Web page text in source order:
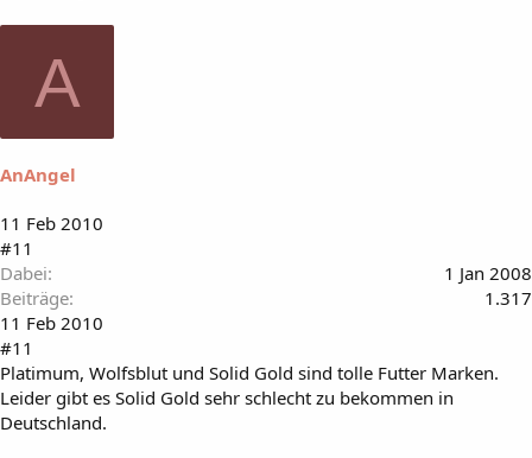
A
AnAngel
11 Feb 2010
#11
Dabei
1 Jan 2008
Beiträge
1.317
11 Feb 2010
#11
Platimum, Wolfsblut und Solid Gold sind tolle Futter Marken.
Leider gibt es Solid Gold sehr schlecht zu bekommen in
Deutschland.